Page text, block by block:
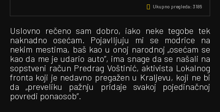
Ukupno pregleda: 3186
Uslovno rečeno sam dobro, iako neke tegobe tek
naknadno osećam. Pojavlljuju mi se modrice na
nekim mestima, baš kao u onoj narodnoj „osećam se
kao da me je udario auto”, ima snage da se našali na
sopstveni račun Predrag Voštinić, aktivista Lokalnog
fronta koji je nedavno pregažen u Kraljevu, koji ne bi
da „preveliku pažnju pridaje svakoj pojedinačnoj
povredi ponaosob”.